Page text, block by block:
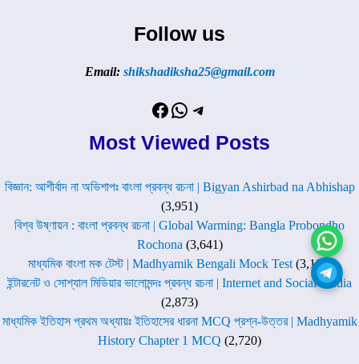
Follow us
Email: shikshadiksha25@gmail.com
Facebook
WhatsApp
Telegram
Most Viewed Posts
বিজ্ঞান: আশীর্বাদ না অভিশাপঃ বাংলা প্রবন্ধ রচনা | Bigyan Ashirbad na Abhishap
(3,951)
বিশ্ব উষ্ণায়ন : বাংলা প্রবন্ধ রচনা | Global Warming: Bangla Probondho
Rochona (3,641)
মাধ্যমিক বাংলা মক টেস্ট | Madhyamik Bengali Mock Test (3,111)
ইন্টারনেট ও সোশ্যাল মিডিয়ার ভালোমন্দঃ প্রবন্ধ রচনা | Internet and Social Media
(2,873)
মাধ্যমিক ইতিহাস প্রথম অধ্যায়ঃ ইতিহাসের ধারনা MCQ প্রশ্ন-উত্তর | Madhyamik
History Chapter 1 MCQ (2,720)